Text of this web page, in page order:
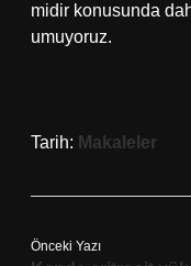
midir konusunda
umuyoruz.
Tarih: Makaleler
Önceki Yazı